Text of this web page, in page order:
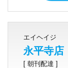
エイヘイジ
永平寺店
[ 朝刊配達 ]